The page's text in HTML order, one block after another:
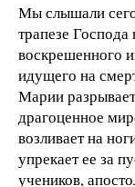
Мы слышали
трапезе
воскрешенного
идущего на
Марии
драгоценное
возливает на
упрекает ее за
учеников,